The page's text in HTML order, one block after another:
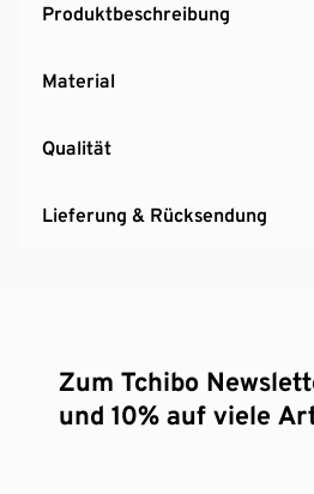
Produktbeschreibung
Material
Qualität
Lieferung & Rücksendung
Zum Tchibo
und 10% auf viele